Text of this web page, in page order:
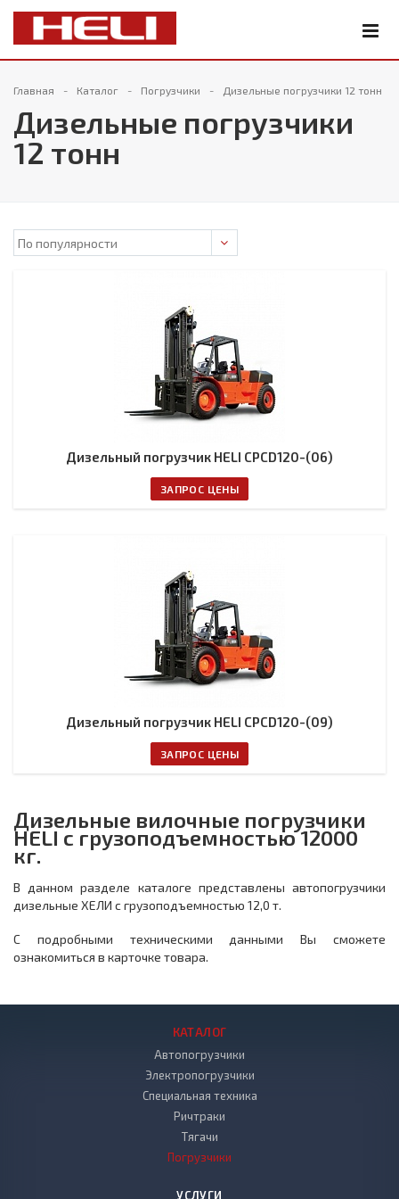
Главная Каталог Погрузчики Дизельные погрузчики 12 тонн
Дизельные погрузчики
12 тонн
Дизельный погрузчик HELI CPCD120-(06)
ЗАПРОС ЦЕНЫ
Дизельный погрузчик HELI CPCD120-(09)
ЗАПРОС ЦЕНЫ
Дизельные вилочные погрузчики
HELI с грузоподъемностью 12000
кг.
В данном разделе каталоге представлены автопогрузчики
дизельные ХЕЛИ с грузоподъемностью 12,0 т.
С подробными техническими данными Вы сможете
ознакомиться в карточке товара.
КАТАЛОГ
Автопогрузчики
Электропогрузчики
Специальная техника
Ричтраки
Тягачи
Погрузчики
УСЛУГИ